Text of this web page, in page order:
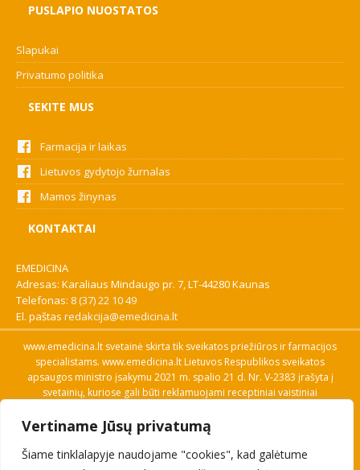
Vertiname Jūsų privatumą
Šiame tinklalapyje naudojame "cookies", kad galėtume
PUSLAPIO NUOSTATOS
Slapukai
Privatumo politika
SEKITE MUS
Farmacija ir laikas
Lietuvos gydytojo žurnalas
Mamos žinynas
KONTAKTAI
EMEDICINA
Adresas: Karaliaus Mindaugo pr. 7, LT-44280 Kaunas
Telefonas: 8 (37) 22 10 49
El. paštas redakcija@emedicina.lt
www.emedicina.lt svetainė skirta tik sveikatos priežiūros ir farmacijos
specialistams. www.emedicina.lt Lietuvos Respublikos sveikatos
apsaugos ministro įsakymu 2021 m. spalio 21 d. Nr. V-2383 įrašyta į
svetainių, kuriose gali būti reklamuojami receptiniai vaistiniai
savo profesinę kvalifikaciją. Naudingos nuorodos: Vaistų ir medicinos
pagalbos priemonių kainų paieška, VVKT tinklalapis, Sveikatos
priežiūros ar farmacijos specialisto pranešimo apie įtariamą